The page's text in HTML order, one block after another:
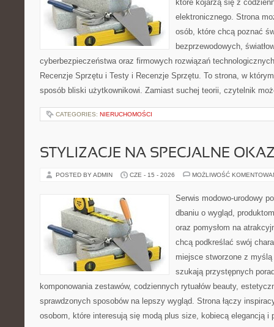
które kojarzą się z
elektronicznego. Strona
osób, które chcą poznać
bezprzewodowych,
cyberbezpieczeństwa oraz firmowych rozwiązań
Recenzje Sprzętu i Testy i Recenzje Sprzętu. To strona, w
sposób bliski użytkownikowi. Zamiast suchej teorii, czytelnik
CATEGORIES: NIERUCHOMOŚCI
STYLIZACJE NA SPECJALNE
POSTED BY ADMIN CZE - 15 - 2026 MOŻLIWOŚĆ
Serwis modowo-urodowy
dbaniu o wygląd,
oraz pomysłom na
chcą podkreślać swój
miejsce stworzone z
szukają przystępnych
komponowania zestawów, codziennych rytuałów beauty,
sprawdzonych sposobów na lepszy wygląd. Strona łączy
osobom, które interesują się modą plus size, kobiecą elegancją